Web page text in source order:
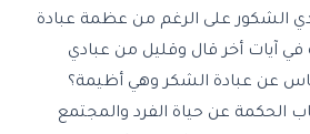
الشكور على الرغم من عظمة عبادة
في آيات أخر قال وقليل من عبادي
عن عبادة الشكر وهي أظيمة؟
الحكمة عن حياة الفرد والمجتمع